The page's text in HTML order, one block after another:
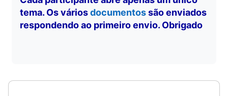
tema. Os váriosdocumentossão enviados
respondendo ao primeiro envio. Obrigado